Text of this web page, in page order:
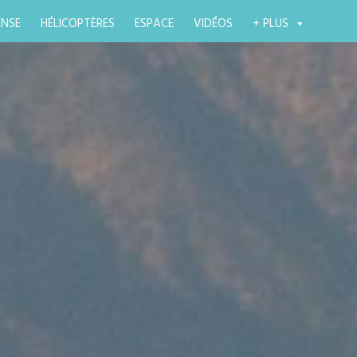
HÉLICOPTÈRES ESPACE VIDÉOS + PLUS